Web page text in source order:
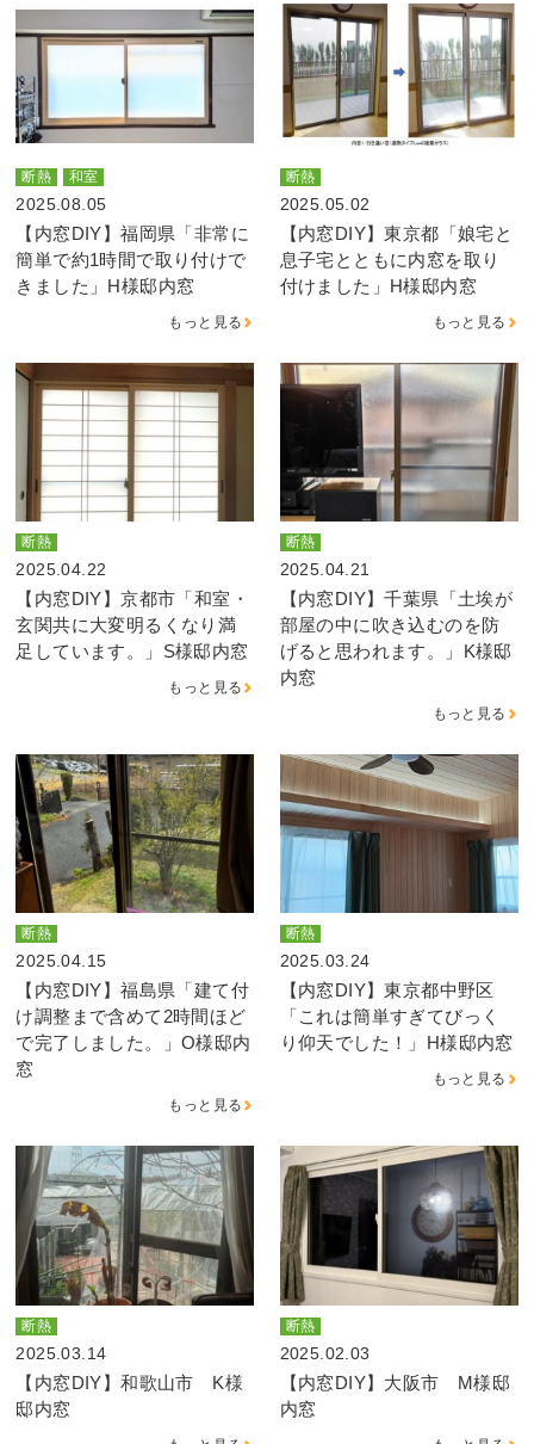
断熱 和室
2025.08.05
【内窓DIY】福岡県「非常に
簡単で約1時間で取り付けで
きました」H様邸内窓
もっと見る
断熱
2025.05.02
【内窓DIY】東京都「娘宅と
息子宅とともに内窓を取り
付けました」H様邸内窓
もっと見る
断熱
2025.04.22
【内窓DIY】京都市「和室・
玄関共に大変明るくなり満
足しています。」S様邸内窓
もっと見る
断熱
2025.04.21
【内窓DIY】千葉県「土埃が
部屋の中に吹き込むのを防
げると思われます。」K様邸
内窓
もっと見る
断熱
2025.04.15
【内窓DIY】福島県「建て付
け調整まで含めて2時間ほど
で完了しました。」O様邸内
窓
もっと見る
断熱
2025.03.24
【内窓DIY】東京都中野区
「これは簡単すぎてびっく
り仰天でした！」H様邸内窓
もっと見る
断熱
2025.03.14
【内窓DIY】和歌山市 K様
邸内窓
断熱
2025.02.03
【内窓DIY】大阪市 M様邸
内窓